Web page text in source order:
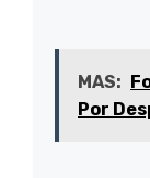
MAS:
Por